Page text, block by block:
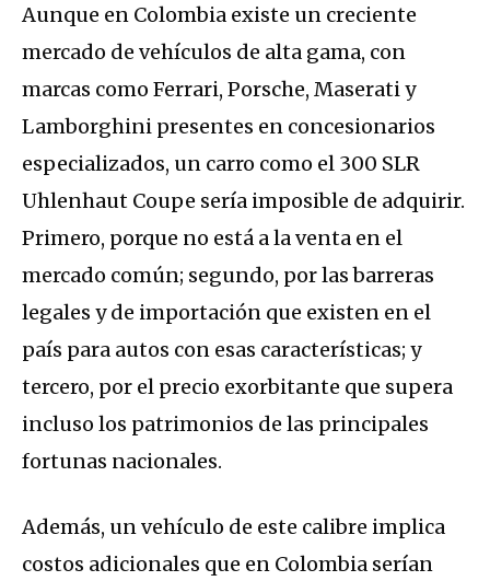
Aunque en Colombia existe un creciente
mercado de vehículos de alta gama, con
marcas como Ferrari, Porsche, Maserati y
Lamborghini presentes en concesionarios
especializados, un carro como el 300 SLR
Uhlenhaut Coupe sería imposible de adquirir.
Primero, porque no está a la venta en el
mercado común; segundo, por las barreras
legales y de importación que existen en el
país para autos con esas características; y
tercero, por el precio exorbitante que supera
incluso los patrimonios de las principales
fortunas nacionales.
Además, un vehículo de este calibre implica
costos adicionales que en Colombia serían